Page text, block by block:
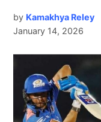
by Kamakhya Reley
January 14, 2026